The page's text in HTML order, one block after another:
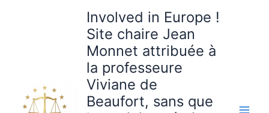
Involved in Europe !
Site chaire Jean
Monnet attribuée à
la professeure
Viviane de
Beaufort, sans que